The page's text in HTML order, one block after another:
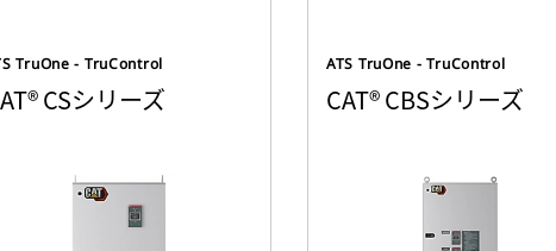
TruOne - TruControl
CSシリーズ
ATS TruOne - TruControl
CAT® CBSシリーズ